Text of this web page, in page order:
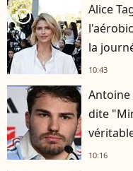
player2
Alice
la
10:43
Antoine
dite
10:16